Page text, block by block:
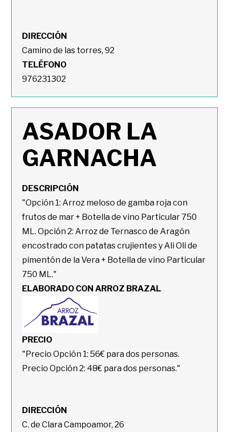
DIRECCIÓN
Camino de las torres, 92
TELÉFONO
976231302
ASADOR LA
GARNACHA
DESCRIPCIÓN
"Opción 1: Arroz meloso de gamba roja con
frutos de mar + Botella de vino Particular 750
ML. Opción 2: Arroz de Ternasco de Aragón
encostrado con patatas crujientes y Ali Oli de
pimentón de la Vera + Botella de vino Particular
750 ML."
ELABORADO CON ARROZ BRAZAL
PRECIO
"Precio Opción 1: 56€ para dos personas.
Precio Opción 2: 48€ para dos personas."
DIRECCIÓN
C. de Clara Campoamor, 26